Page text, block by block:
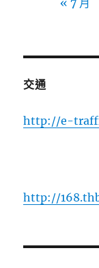
« 7 月
交通
http://e-
http://